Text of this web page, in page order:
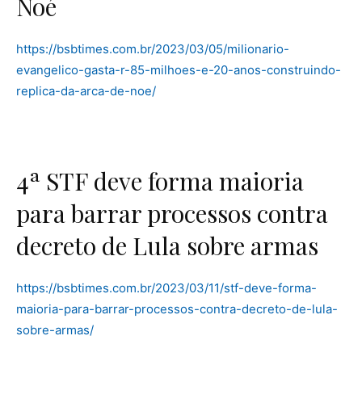
Noé
https://bsbtimes.com.br/2023/03/05/milionario-
evangelico-gasta-r-85-milhoes-e-20-anos-construindo-
replica-da-arca-de-noe/
4ª STF deve forma maioria
para barrar processos contra
decreto de Lula sobre armas
https://bsbtimes.com.br/2023/03/11/stf-deve-forma-
maioria-para-barrar-processos-contra-decreto-de-lula-
sobre-armas/